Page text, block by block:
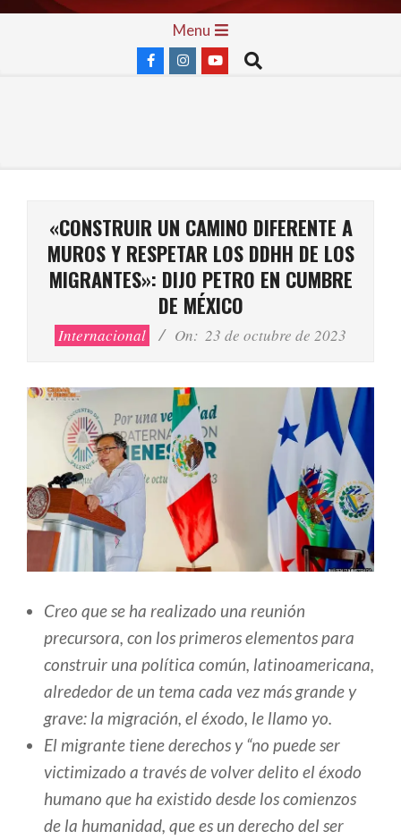
Skip
Menu
Search
«CONSTRUIR UN CAMINO DIFERENTE A
MUROS Y RESPETAR LOS DDHH DE LOS
MIGRANTES»: DIJO PETRO EN CUMBRE
DE MÉXICO
Internacional On: 23 de octubre de 2023
Creo que se ha realizado una reunión
precursora, con los primeros elementos para
construir una política común, latinoamericana,
alrededor de un tema cada vez más grande y
grave: la migración, el éxodo, le llamo yo.
​El migrante tiene derechos y “no puede ser
victimizado a través de volver delito el éxodo
humano que ha existido desde los comienzos
de la humanidad, que es un derecho del ser